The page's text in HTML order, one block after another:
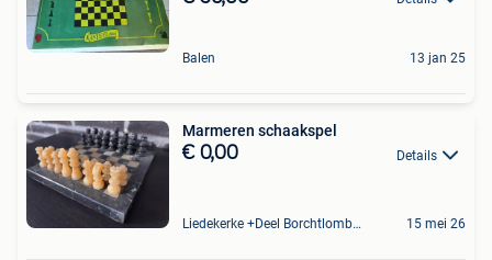
Balen 13 jan 25
Marmeren schaakspel
€ 0,00 Details
Liedekerke +Deel Borchtlombeek 15 mei 26